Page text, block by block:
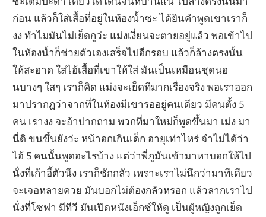
ก่อน แล้วก็ใส่เสื้อที่อยู่ในห้องน้ำซะ ได้ยินคำพูดเขาเราก็
งง ทำไมมันไม่เย็ดกูว่ะ แม่งเงี่ยนจะตายอยู่แล้ว พอเข้าไป
ในห้องน้ำก็ช่วยตัวเองเสร็จไปอีกรอบ แล้วก็ล้างตรงนั้น
ให้สะอาด ใส่ไอ้เสื้อที่เขาให้ใส่ มันเป็นเหมือนชุดนอ
นบางๆ ใสๆ เราก็คิด แม่งจะเย็ดทีมากเรื่องจริง พอเราออก
มาปรากฎว่าจากที่ในห้องมีเขารออยู่คนเดียว มีคนตั้ง 5
คน เรางง จะอ้าปากถาม พวกที่มาใหม่ก็พูดขึ้นมา เม่ง มา
นี่ดิ ขนขึ้นยังว่ะ หน้าอกเกินเด็ก อายุเท่าไหร่ จำไม่ได้ว่า
ไอ้ 5 คนนั้นพูดอะไรบ้าง แต่ว่าพี่ภูมันเข้ามาหาบอกให้ไป
นั่งที่เก้าอี้ตัวนึง เราก็ชักกลัว เพราะเราไม่นึกว่ามาทีเดียว
จะเจอหลายควย มันบอกไม่ต้องกลัวหรอก แล้วลากเราไป
นั่งที่โซฟา มีทีวี มันเปิดหนังเอ็กซ์ให้ดู เป็นผู้หญิงถูกเย็ด